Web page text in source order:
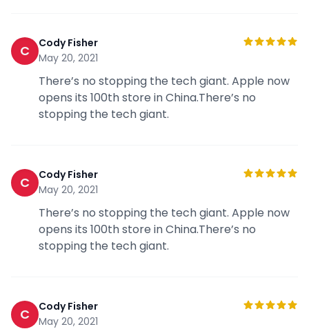
C
Cody Fisher
May 20, 2021
There’s no stopping the tech giant. Apple now
opens its 100th store in China.There’s no
stopping the tech giant.
C
Cody Fisher
May 20, 2021
There’s no stopping the tech giant. Apple now
opens its 100th store in China.There’s no
stopping the tech giant.
C
Cody Fisher
May 20, 2021